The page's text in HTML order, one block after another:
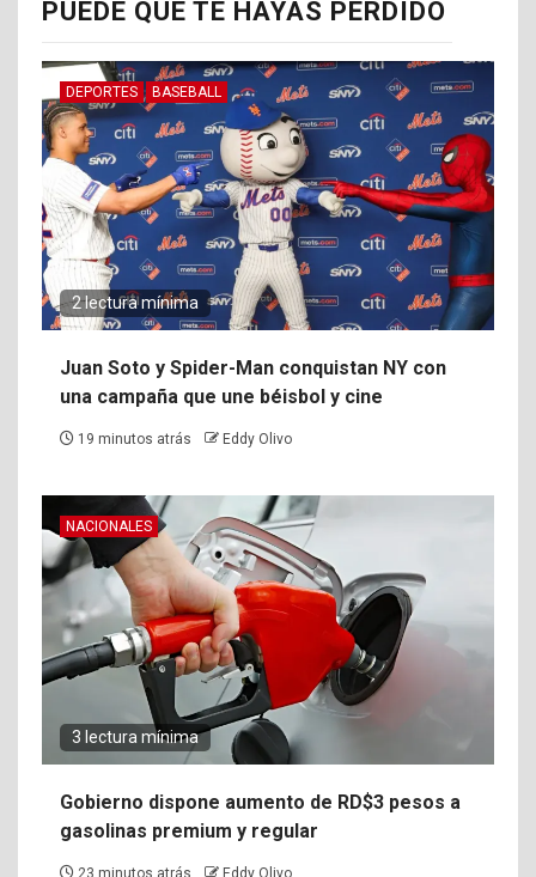
PUEDE QUE TE HAYAS PERDIDO
DEPORTES BASEBALL
2 lectura mínima
Juan Soto y Spider-Man conquistan NY con
una campaña que une béisbol y cine
19 minutos atrás Eddy Olivo
NACIONALES
3 lectura mínima
Gobierno dispone aumento de RD$3 pesos a
gasolinas premium y regular